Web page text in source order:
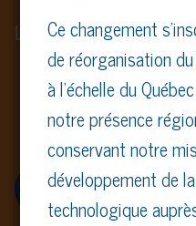
LIEU DE LA
Centre de
(CAPS) Université
3351, boul. des
Consulter
Ce changement
de réorganisation
à l’échelle du
notre présence
conservant notre
développement de
technologique